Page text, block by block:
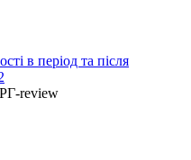
в період та після
review